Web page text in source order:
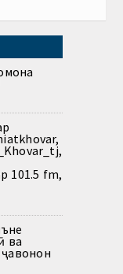
101.5 fm,
ва